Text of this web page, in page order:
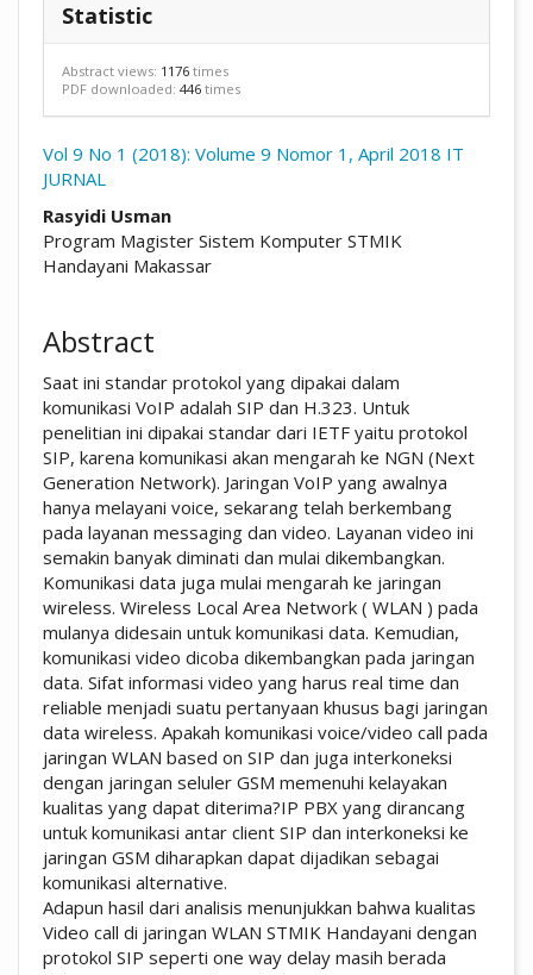
Statistic
Abstract views: 1176 times
PDF downloaded: 446 times
Vol 9 No 1 (2018): Volume 9 Nomor 1, April 2018 IT
JURNAL
Rasyidi Usman
Program Magister Sistem Komputer STMIK
Handayani Makassar
Abstract
Saat ini standar protokol yang dipakai dalam
komunikasi VoIP adalah SIP dan H.323. Untuk
penelitian ini dipakai standar dari IETF yaitu protokol
SIP, karena komunikasi akan mengarah ke NGN (Next
Generation Network). Jaringan VoIP yang awalnya
hanya melayani voice, sekarang telah berkembang
pada layanan messaging dan video. Layanan video ini
semakin banyak diminati dan mulai dikembangkan.
Komunikasi data juga mulai mengarah ke jaringan
wireless. Wireless Local Area Network ( WLAN ) pada
mulanya didesain untuk komunikasi data. Kemudian,
komunikasi video dicoba dikembangkan pada jaringan
data. Sifat informasi video yang harus real time dan
reliable menjadi suatu pertanyaan khusus bagi jaringan
data wireless. Apakah komunikasi voice/video call pada
jaringan WLAN based on SIP dan juga interkoneksi
dengan jaringan seluler GSM memenuhi kelayakan
kualitas yang dapat diterima?IP PBX yang dirancang
untuk komunikasi antar client SIP dan interkoneksi ke
jaringan GSM diharapkan dapat dijadikan sebagai
komunikasi alternative.
Adapun hasil dari analisis menunjukkan bahwa kualitas
Video call di jaringan WLAN STMIK Handayani dengan
protokol SIP seperti one way delay masih berada